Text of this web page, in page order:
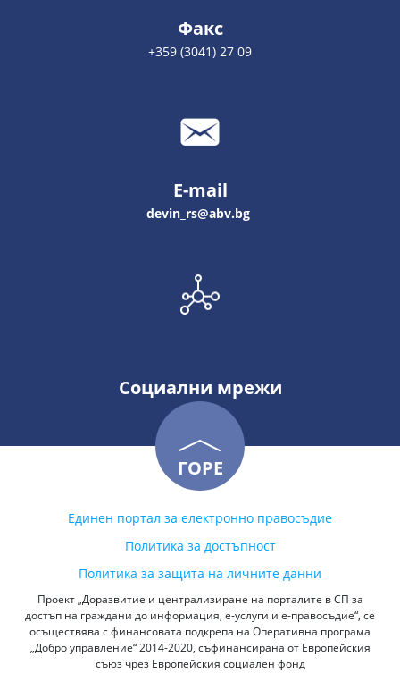
Факс
+359 (3041) 27 09
E-mail
devin_rs@abv.bg
Социални мрежи
ГОРЕ
Единен портал за електронно правосъдие
Политика за достъпност
Политика за защита на личните данни
Проект „Доразвитие и централизиране на порталите в СП за
достъп на граждани до информация, е-услуги и е-правосъдие“, се
осъществява с финансовата подкрепа на Оперативна програма
„Добро управление“ 2014-2020, съфинансирана от Европейския
съюз чрез Европейския социален фонд